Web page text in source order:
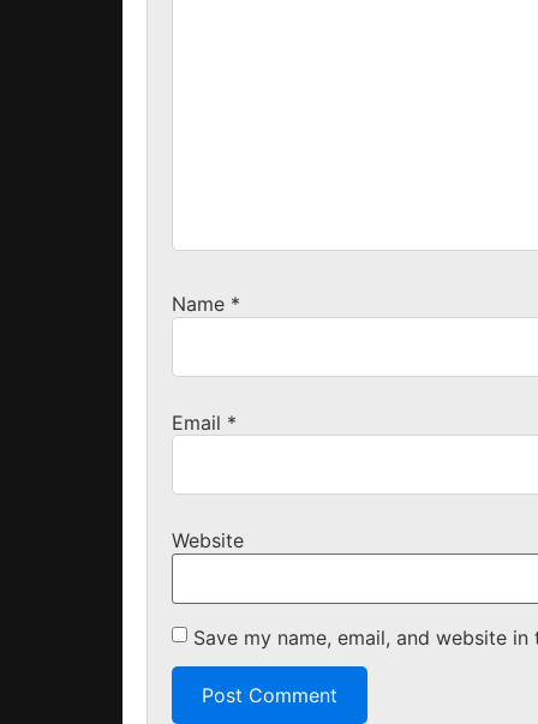
Name *
Email *
Website
Save my name, email, and website